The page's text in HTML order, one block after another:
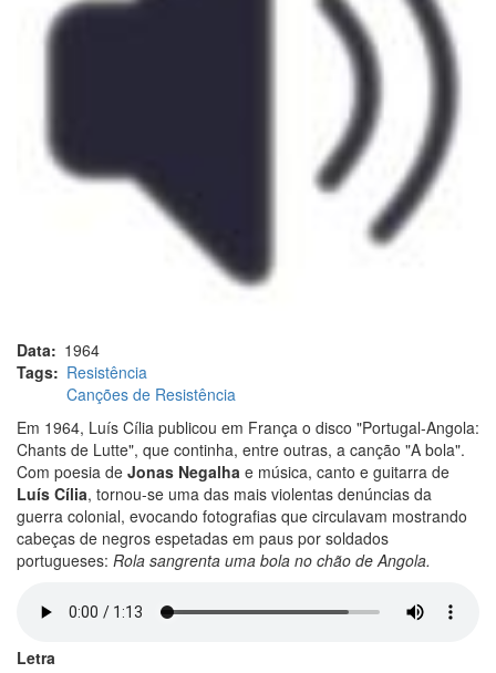
Data
1964
Tags
Resistência
Canções de Resistência
Em 1964, Luís Cília publicou em França o disco "Portugal-Angola:
Chants de Lutte", que continha, entre outras, a canção "A bola".
Com poesia de Jonas Negalha e música, canto e guitarra de
Luís Cília, tornou-se uma das mais violentas denúncias da
guerra colonial, evocando fotografias que circulavam mostrando
cabeças de negros espetadas em paus por soldados
portugueses: Rola sangrenta uma bola no chão de Angola.
Letra